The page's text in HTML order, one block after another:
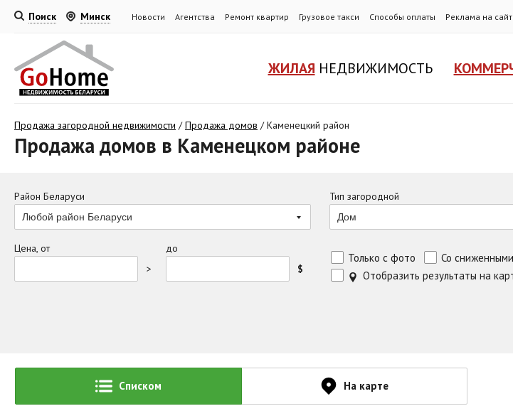
Поиск Минск Новости Агентства Ремонт квартир Грузовое такси Способы оплаты Реклама на
ЖИЛАЯ НЕДВИЖИМОСТЬ
Продажа загородной недвижимости /Продажа домов /Каменецкий район
Продажа домов в Каменецком районе
Район Беларуси
Любой район Беларуси
Тип загородной
Дом
Цена, от
>
до
$
Только с фото Со
Отобразить результаты на
Списком На карте